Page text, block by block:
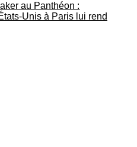
au Panthéon :
Unis à Paris lui rend